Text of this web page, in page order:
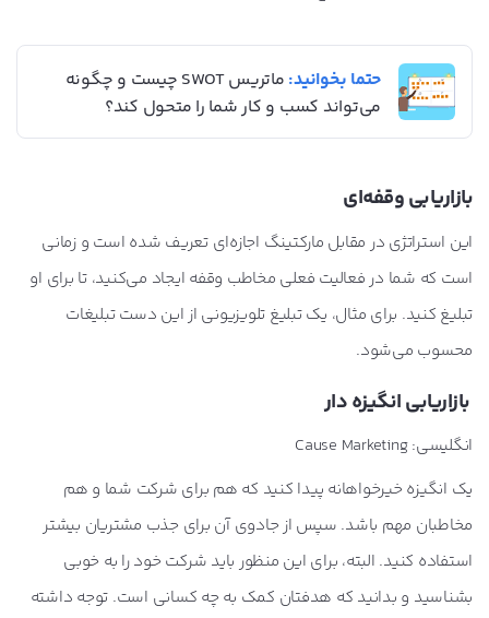
حتما بخوانید:
ماتریس SWOT چیست و چگونه
می‌تواند کسب و کار شما را متحول کند؟
بازاریابی وقفه‌ای
این استراتژی در مقابل مارکتینگ اجازه‌ای تعریف شده است و زمانی
است که شما در فعالیت فعلی مخاطب وقفه ایجاد می‌کنید، تا برای او
تبلیغ کنید. برای مثال، یک تبلیغ تلویزیونی از این دست تبلیغات
محسوب می‌شود.
بازاریابی انگیزه دار
انگلیسی: Cause Marketing
یک انگیزه خیرخواهانه پیدا کنید که هم برای شرکت شما و هم
مخاطبان مهم باشد. سپس از جادوی آن برای جذب مشتریان بیشتر
استفاده کنید. البته، برای این منظور باید شرکت خود را به خوبی
بشناسید و بدانید که هدفتان کمک به چه کسانی است. توجه داشته